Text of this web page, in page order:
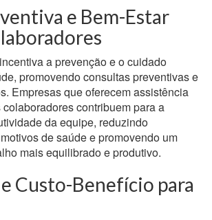
e Bem-Estar
a prevenção e o cuidado
promovendo consultas preventivas e
Empresas que oferecem assistência
contribuem para a
da equipe, reduzindo
de saúde e promovendo um
mais equilibrado e produtivo.
Custo-Benefício para